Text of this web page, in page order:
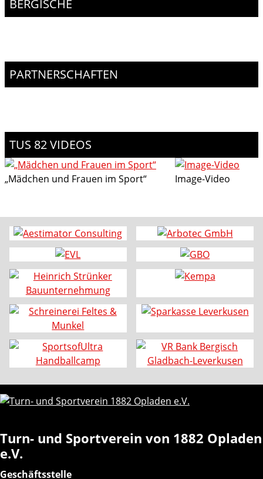
BERGISCHE
PARTNERSCHAFTEN
TUS 82 VIDEOS
„Mädchen und Frauen im Sport“ Image-Video
Turn- und Sportverein von 1882 Opladen
e.V.
Geschäftsstelle